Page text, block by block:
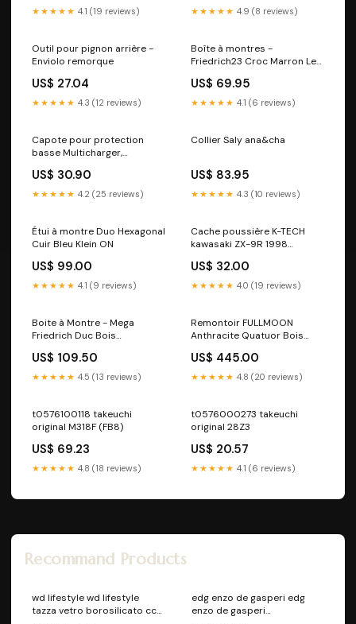
★★★★★ 4.1 (19 reviews) ★★★★★ 4.9 (8 reviews)
Outil pour pignon arrière -
Enviolo remorque
US$ 27.04
★★★★★ 4.3 (12 reviews)
Boîte à montres -
Friedrich23 Croc Marron Le
est une boîte à montre.
US$ 69.95
★★★★★ 4.1 (6 reviews)
Capote pour protection
basse Multicharger,
tribe
US$ 30.90
★★★★★ 4.2 (25 reviews)
Collier Saly ana&cha
US$ 83.95
★★★★★ 4.3 (10 reviews)
Étui à montre Duo Hexagonal
Cuir Bleu Klein ON
US$ 99.00
★★★★★ 4.1 (9 reviews)
Cache poussière K-TECH
kawasaki ZX-9R 1998
US$ 32.00
★★★★★ 4.0 (19 reviews)
Boite à Montre - Mega
Friedrich Duc Bois
US$ 109.50
★★★★★ 4.5 (13 reviews)
Remontoir FULLMOON
Anthracite Quatuor Bois
US$ 445.00
★★★★★ 4.8 (20 reviews)
t0576100118 takeuchi
original M318F (FB8)
US$ 69.23
★★★★★ 4.8 (18 reviews)
t0576000273 takeuchi
original 28Z3
US$ 20.57
★★★★★ 4.1 (6 reviews)
Recommand Products
wd lifestyle wd lifestyle
tazza vetro borosilicato cc
edg enzo de gasperi edg
enzo de gasperi